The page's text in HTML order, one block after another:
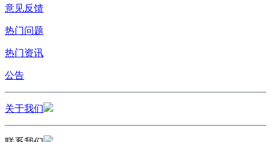
意见反馈
热门问题
热门资讯
公告
关于我们